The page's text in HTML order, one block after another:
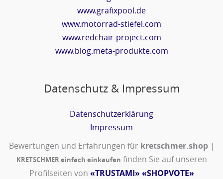
www.grafixpool.de
www.motorrad-stiefel.com
www.redchair-project.com
www.blog.meta-produkte.com
Datenschutz & Impressum
Datenschutzerklärung
Impressum
Bewertungen und Erfahrungen für kretschmer.shop|
KRETSCHMER einfach einkaufen finden Sie auf unseren
Profilseiten von «TRUSTAMI» «SHOPVOTE»